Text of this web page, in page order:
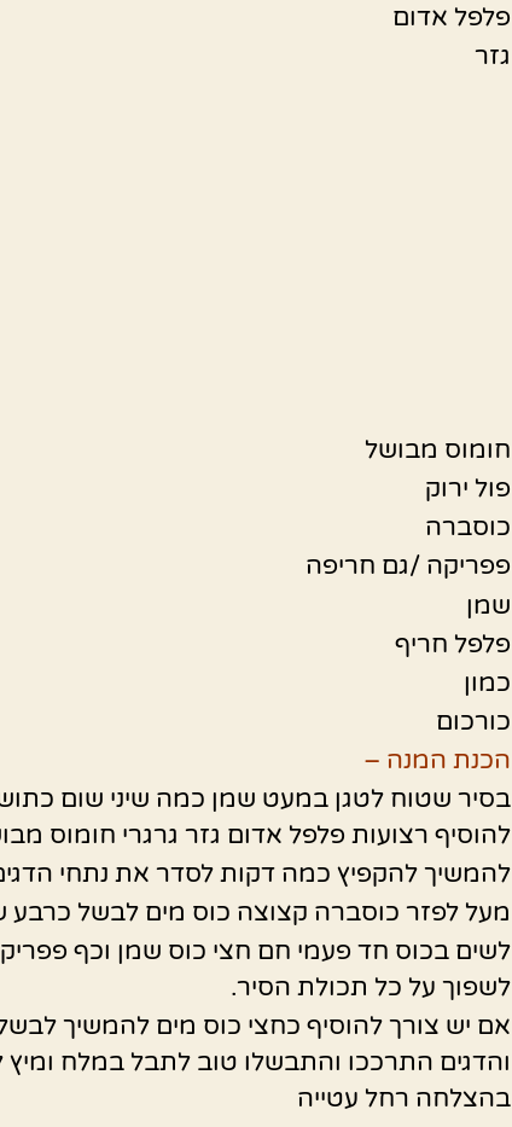
פלפל אדום
גזר
חומוס מבושל
פול ירוק
כוסברה
פפריקה /גם חריפה
שמן
פלפל חריף
כמון
כורכום
הכנת המנה –
בסיר שטוח לטגן במעט שמן כמה שיני שום
להוסיף רצועות פלפל אדום גזר גרגרי חומוס
להמשיך להקפיץ כמה דקות לסדר את נתחי
מעל לפזר כוסברה קצוצה כוס מים לבשל כרבע
לשים בכוס חד פעמי חם חצי כוס שמן וכף
לשפוך על כל תכולת הסיר.
אם יש צורך להוסיף כחצי כוס מים להמשיך
והדגים התרככו והתבשלו טוב לתבל במלח ומיץ
בהצלחה רחל עטייה